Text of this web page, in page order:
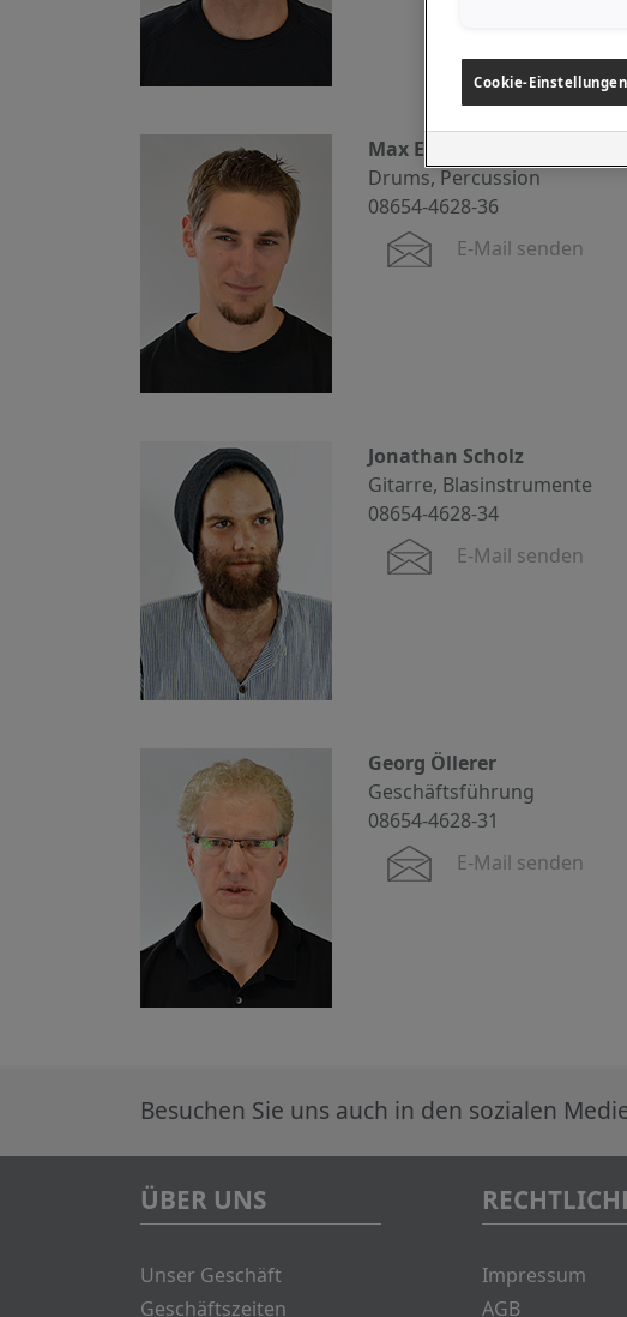
Max Eder
Drums, Percussion
08654-4628-36
E-Mail senden
Jonathan Scholz
Gitarre, Blasinstrumente
08654-4628-34
E-Mail senden
Georg Öllerer
Geschäftsführung
08654-4628-31
E-Mail senden
Besuchen Sie uns auch in den sozialen
ÜBER UNS
Unser Geschäft
Geschäftszeiten
Impressum
AGB
Cookie-Einstellungen